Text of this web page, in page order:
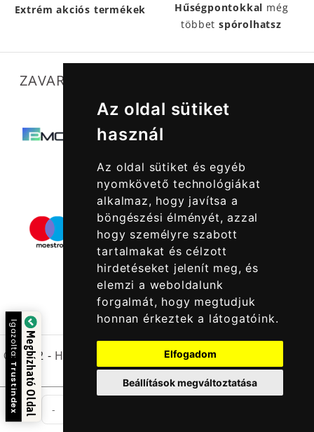
Az oldal sütiket
használ
Az oldal sütiket és egyéb
nyomkövető technológiákat
alkalmaz, hogy javítsa a
böngészési élményét, azzal
hogy személyre szabott
tartalmakat és célzott
hirdetéseket jelenít meg, és
elemzi a weboldalunk
forgalmát, hogy megtudjuk
honnan érkeztek a látogatóink.
Elfogadom
Beállítások megváltoztatása
-
Extrém akciós termékek Hűségpontokkal még
többetspórolhatsz
ZAVARTALAN MŰKÖDÉSÜNKET SEGÍTIK
© 2022 - Halcatraz Kft.
Megbízható Oldal
Igazolta:
Trustindex